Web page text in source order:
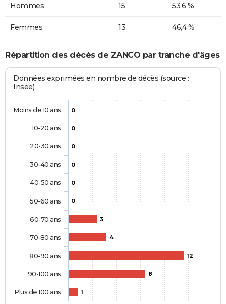
Hommes 15 53,6 %
Femmes 13 46,4 %
Répartition des décès de ZANCO par tranche d'âges
Données exprimées en nombre de décès (source :
Insee)
0
0
0
0
0
0
3
4
12
8
1
Moins de 10 ans
10-20 ans
20-30 ans
30-40 ans
40-50 ans
50-60 ans
60-70 ans
70-80 ans
80-90 ans
90-100 ans
Plus de 100 ans